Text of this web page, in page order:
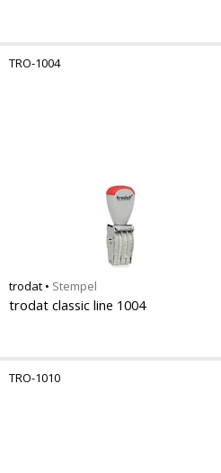
TRO-1004
trodat • Stempel
trodat classic line 1004
TRO-1010